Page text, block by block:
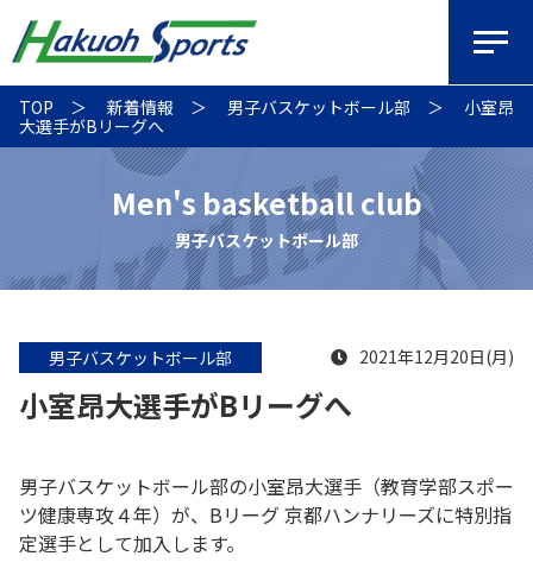
TOP 新着情報 男子バスケットボール部
小室昂
大選手がBリーグへ
Men's basketball club
男子バスケットボール部
男子バスケットボール部 2021年12月20日(月)
小室昂大選手がBリーグへ
男子バスケットボール部の小室昂大選手（教育学部スポー
ツ健康専攻４年）が、Bリーグ 京都ハンナリーズに特別指
定選手として加入します。